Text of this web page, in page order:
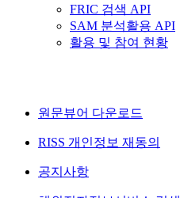
FRIC 검색 API
SAM 분석활용 API
활용 및 참여 현황
원문뷰어 다운로드
RISS 개인정보 재동의
공지사항